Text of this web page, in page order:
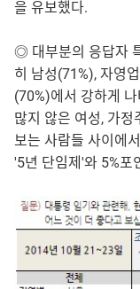
을 유보했다.
◎ 대부분의 응답자
히 남성(71%), 자영
(70%)에서 강하게
많지 않은 여성, 가정
보는 사람들 사이에
'5년 단임제'와 5%포